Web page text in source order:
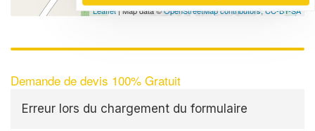
Leaflet| Map data ©OpenStreetMap contributors,CC-BY-SA
Demande de devis 100% Gratuit
Erreur lors du chargement du formulaire